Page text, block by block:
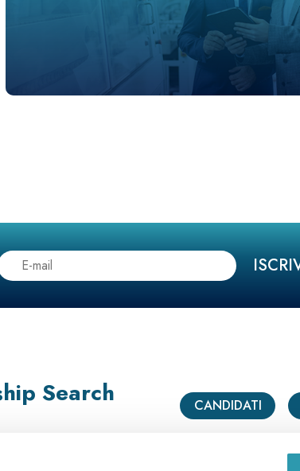
Search
CANDIDATI